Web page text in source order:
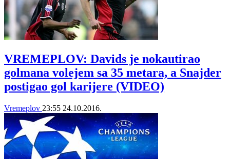
VREMEPLOV: Davids je nokautirao
golmana volejem sa 35 metara, a Snajder
postigao gol karijere (VIDEO)
Vremeplov 23:55 24.10.2016.